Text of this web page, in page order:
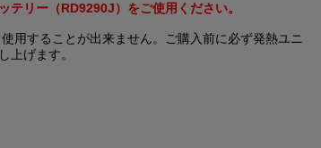
リー（RD9290J）をご使用ください。
用することが出来ません。ご購入前に必ず発熱ユニ
上げます。